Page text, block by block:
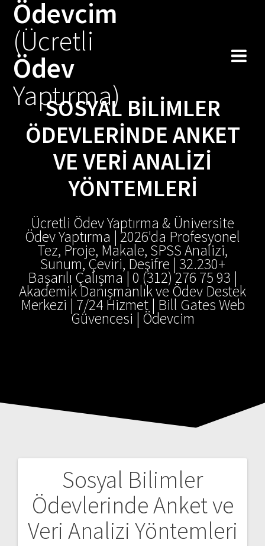
Ödevcim
(Ücretli
Ödev
Yaptırma)
SOSYAL BILIMLER
ÖDEVLERINDE ANKET
VE VERI ANALIZI
YÖNTEMLERI
Ücretli Ödev Yaptırma & Üniversite
Ödev Yaptırma | 2026'da Profesyonel
Tez, Proje, Makale, SPSS Analizi,
Sunum, Çeviri, Deşifre | 32.230+
Başarılı Çalışma | 0 (312) 276 75 93 |
Akademik Danışmanlık ve Ödev Destek
Merkezi | 7/24 Hizmet | Bill Gates Web
Güvencesi | Ödevcim
Sosyal Bilimler
Ödevlerinde Anket ve
Veri Analizi Yöntemleri
Yazı
gezinmesi